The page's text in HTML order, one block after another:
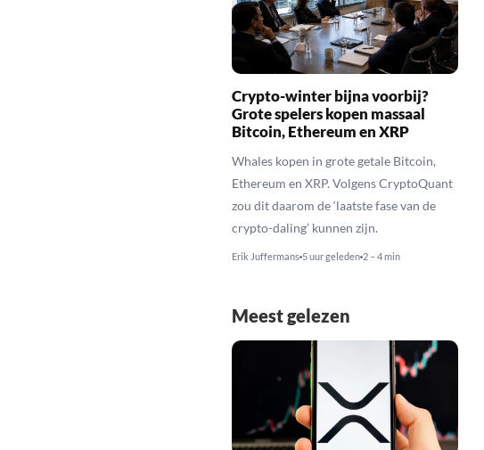
Crypto-winter bijna voorbij?
Grote spelers kopen massaal
Bitcoin, Ethereum en XRP
Whales kopen in grote getale Bitcoin,
Ethereum en XRP. Volgens CryptoQuant
zou dit daarom de ‘laatste fase van de
crypto-daling’ kunnen zijn.
Erik Juffermans 5 uur geleden 2 – 4 min
Meest gelezen